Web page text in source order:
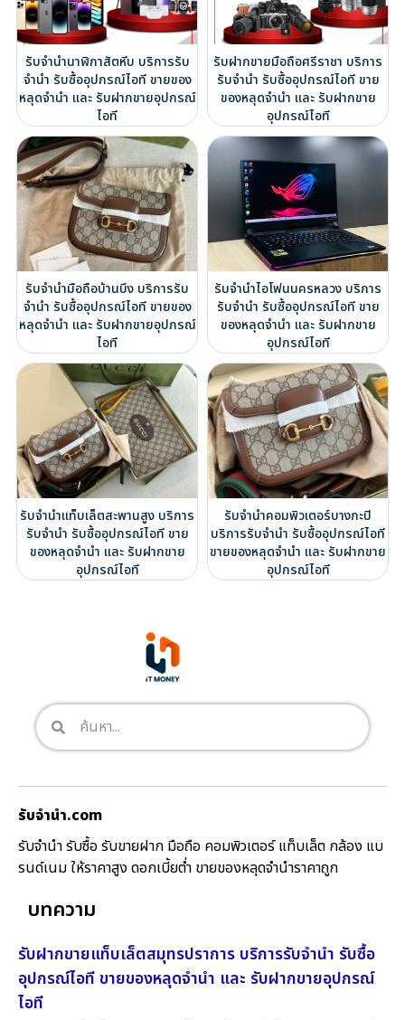
รับจำนำนาฬิกาสัตหีบ บริการรับ
จำนำ รับซื้ออุปกรณ์ไอที ขายของ
หลุดจำนำ และ รับฝากขายอุปกรณ์
ไอที
รับฝากขายมือถือศรีราชา บริการ
รับจำนำ รับซื้ออุปกรณ์ไอที ขาย
ของหลุดจำนำ และ รับฝากขาย
อุปกรณ์ไอที
รับจำนำมือถือบ้านบึง บริการรับ
จำนำ รับซื้ออุปกรณ์ไอที ขายของ
หลุดจำนำ และ รับฝากขายอุปกรณ์
ไอที
รับจำนำไอโฟนนครหลวง บริการ
รับจำนำ รับซื้ออุปกรณ์ไอที ขาย
ของหลุดจำนำ และ รับฝากขาย
อุปกรณ์ไอที
รับจำนำแท็บเล็ตสะพานสูง บริการ
รับจำนำ รับซื้ออุปกรณ์ไอที ขาย
ของหลุดจำนำ และ รับฝากขาย
อุปกรณ์ไอที
รับจำนำคอมพิวเตอร์บางกะปิ
บริการรับจำนำ รับซื้ออุปกรณ์ไอที
ขายของหลุดจำนำ และ รับฝากขาย
อุปกรณ์ไอที
รับจํานํา.com
รับจำนำ รับซื้อ รับขายฝาก มือถือ คอมพิวเตอร์ แท็บเล็ต กล้อง แบ
รนด์เนม ให้ราคาสูง ดอกเบี้ยต่ำ ขายของหลุดจำนำราคาถูก
บทความ
รับฝากขายแท็บเล็ตสมุทรปราการ บริการรับจำนำ รับซื้อ
อุปกรณ์ไอที ขายของหลุดจำนำ และ รับฝากขายอุปกรณ์
ไอที